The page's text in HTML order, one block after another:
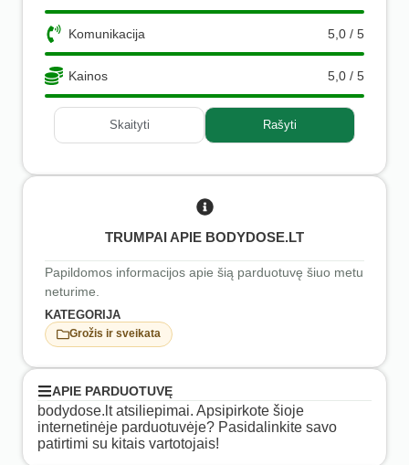
Komunikacija 5,0 / 5
Kainos 5,0 / 5
Skaityti Rašyti
TRUMPAI APIE BODYDOSE.LT
Papildomos informacijos apie šią parduotuvę šiuo metu
neturime.
KATEGORIJA
Grožis ir sveikata
APIE PARDUOTUVĘ
bodydose.lt atsiliepimai. Apsipirkote šioje
internetinėje parduotuvėje? Pasidalinkite savo
patirtimi su kitais vartotojais!